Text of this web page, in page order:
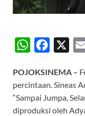
W
a
t
c
e
b
POJOKSINEMA –
percintaan. Sineas
“Sampai Jumpa,
diproduksi oleh